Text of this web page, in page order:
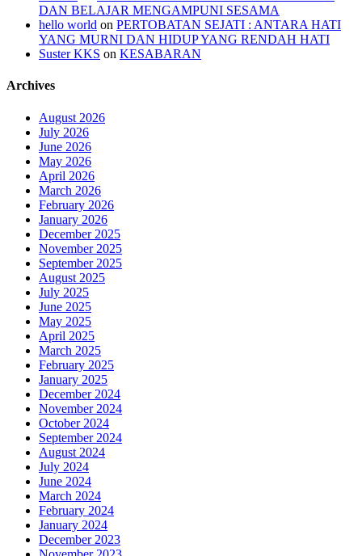
DAN BELAJAR MENGAMPUNI SESAMA
hello world on PERTOBATAN SEJATI : ANTARA HATI
YANG MURNI DAN HIDUP YANG RENDAH HATI
Suster KKS on KESABARAN
Archives
August 2026
July 2026
June 2026
May 2026
April 2026
March 2026
February 2026
January 2026
December 2025
November 2025
September 2025
August 2025
July 2025
June 2025
May 2025
April 2025
March 2025
February 2025
January 2025
December 2024
November 2024
October 2024
September 2024
August 2024
July 2024
June 2024
March 2024
February 2024
January 2024
December 2023